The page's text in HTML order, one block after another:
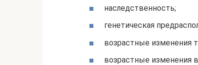
наследственность;
генетическая
возрастные изменения
возрастные изменения